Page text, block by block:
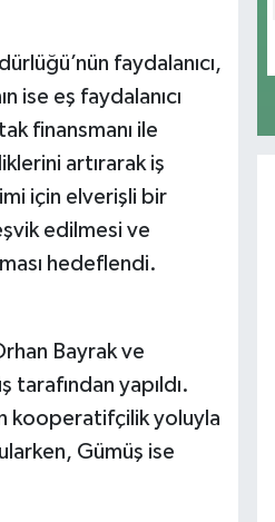
faydalanıcı,
ise eş faydalanıcı
finansmanı ile
artırarak iş
için elverişli bir
edilmesi ve
hedeflendi.
Bayrak ve
tarafından yapıldı.
kooperatifçilik yoluyla
Gümüş ise